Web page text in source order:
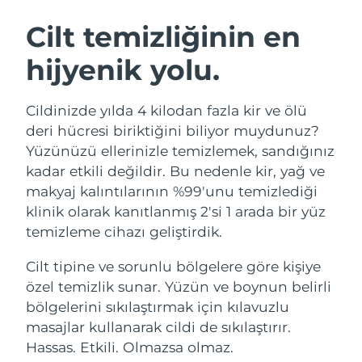
Cilt temizliğinin en
hijyenik yolu.
Cildinizde yılda 4 kilodan fazla kir ve ölü
deri hücresi biriktiğini biliyor muydunuz?
Yüzünüzü ellerinizle temizlemek, sandığınız
kadar etkili değildir. Bu nedenle kir, yağ ve
makyaj kalıntılarının %99'unu temizlediği
klinik olarak kanıtlanmış 2'si 1 arada bir yüz
temizleme cihazı geliştirdik.
Cilt tipine ve sorunlu bölgelere göre kişiye
özel temizlik sunar. Yüzün ve boynun belirli
bölgelerini sıkılaştırmak için kılavuzlu
masajlar kullanarak cildi de sıkılaştırır.
Hassas. Etkili. Olmazsa olmaz.
LUNA™ 4 seti
Anti-aging massage
LUNA™ 4 Plus
Massage, LED heating
LUNA™ 4 Men
For men, anti-aging massage
BEAR™ 2 seti
Microcurrent toning
BEAR™ 2 go
Microcurrent toning on-the-go
BEAR™ 2 eyes & lips
Microcurrent line smoothing device
Nemlendirme
UFO™ 3 seti
Deep facial hydration
UFO™ 3 LED
Near-infrared and red light therapy
device
Ağız bakımı
issa™ 4
Hybrid silicone sonic toothbrush
issa™ 4 plus
Smart hybrid silicone sonic toothbrush
FAQ™ YAŞLANMA KARŞITI BAKIM
Yaşlanma karşıtı LED bakım
NEW
Avusturya Tahmini teslim tarihi
Bahreyn Tahmini teslim tarihi
Belçika Tahmini teslim tarihi8/8/26
Bermuda Tahmini teslim tarihi8/14/26
Bosna-Hersek Tahmini teslim tarihi8/11/26
Brunei Tahmini teslim tarihi
Bulgaristan Tahmini teslim tarihi8/8/26
Kanada Tahmini teslim tarihi
Şili Tahmini teslim tarihi